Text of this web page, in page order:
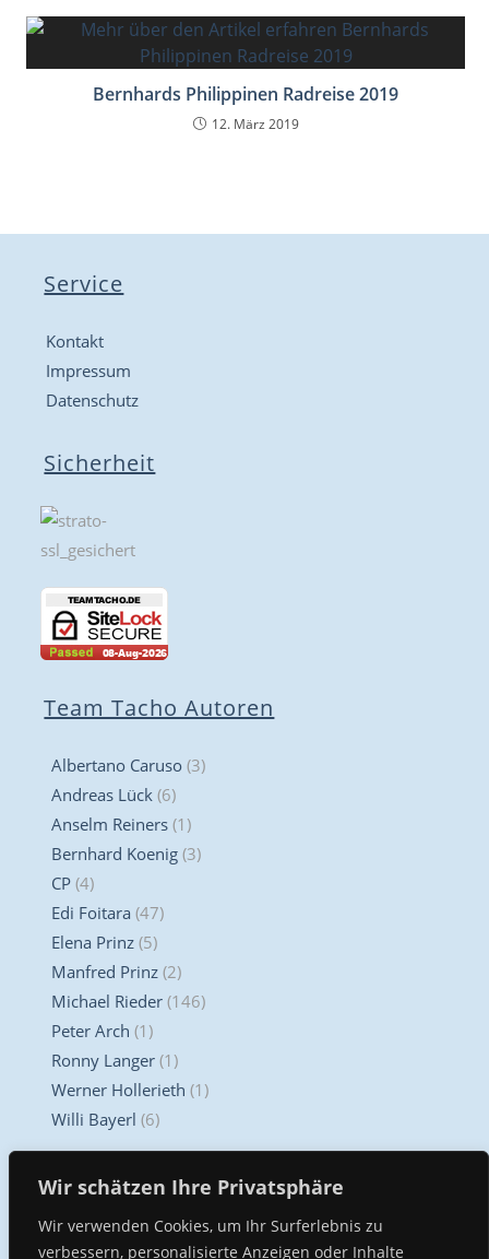
Wir schätzen Ihre Privatsphäre
Wir verwenden Cookies, um Ihr Surferlebnis zu
verbessern, personalisierte Anzeigen oder Inhalte
Bernhards Philippinen Radreise 2019
12. März 2019
Service
Kontakt
Impressum
Datenschutz
Sicherheit
Team Tacho Autoren
Albertano Caruso (3)
Andreas Lück (6)
Anselm Reiners (1)
Bernhard Koenig (3)
CP (4)
Edi Foitara (47)
Elena Prinz (5)
Manfred Prinz (2)
Michael Rieder (146)
Peter Arch (1)
Ronny Langer (1)
Werner Hollerieth (1)
Willi Bayerl (6)
Unser Kompetenz Center